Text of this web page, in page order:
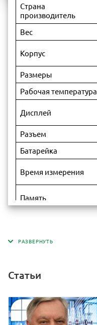
Страна
производитель
Вес
Корпус
Размеры
Рабочая температура
Дисплей
Разъем
Батарейка
Время измерения
Память
Статьи